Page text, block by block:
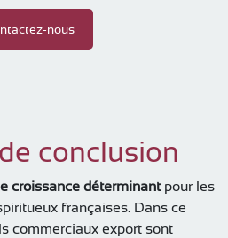
nous
conclusion
croissance déterminantpour les
françaises. Dans ce
commerciaux export sont